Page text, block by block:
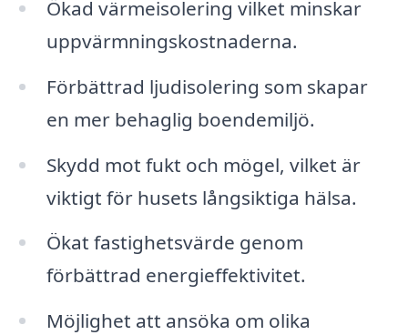
Ökad värmeisolering vilket minskar
uppvärmningskostnaderna.
Förbättrad ljudisolering som skapar
en mer behaglig boendemiljö.
Skydd mot fukt och mögel, vilket är
viktigt för husets långsiktiga hälsa.
Ökat fastighetsvärde genom
förbättrad energieffektivitet.
Möjlighet att ansöka om olika